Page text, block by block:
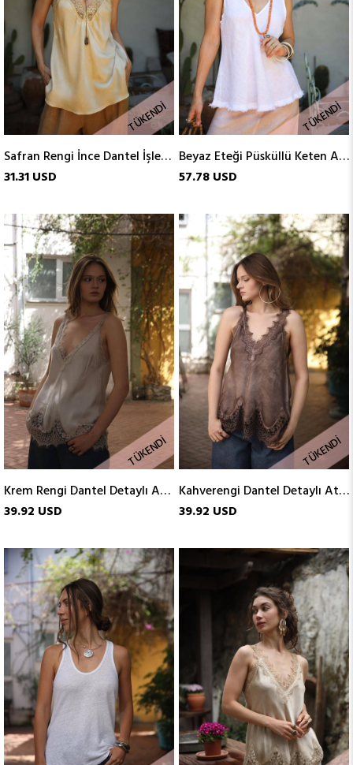
TÜKENDI
Safran Rengi İnce Dantel İşlemeli Atlet
31.31 USD
TÜKENDI
Beyaz Eteği Püsküllü Keten Atlet
57.78 USD
TÜKENDI
Krem Rengi Dantel Detaylı Atlet
39.92 USD
TÜKENDI
Kahverengi Dantel Detaylı Atlet
39.92 USD